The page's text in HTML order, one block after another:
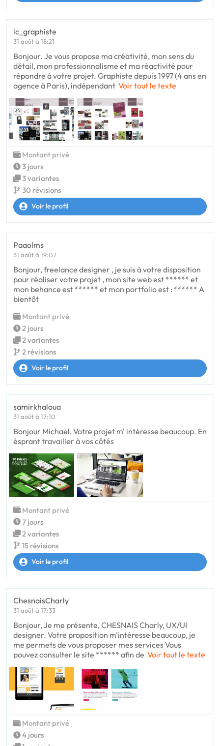
lc_graphiste
31 août à 18:21
Bonjour. Je vous propose ma créativité, mon sens du
détail, mon professionnalisme et ma réactivité pour
répondre à votre projet. Graphiste depuis 1997 (4 ans en
agence à Paris), indépendant Voir tout le texte
Montant privé
3 jours
3 variantes
30 révisions
Voir le profil
Paaolms
31 août à 19:07
Bonjour, freelance designer , je suis à votre disposition
pour réaliser votre projet , mon site web est ****** et
mon behance est ****** et mon portfolio est : ****** A
bientôt
Montant privé
2 jours
2 variantes
2 révisions
Voir le profil
samirkhaloua
31 août à 17:10
Bonjour Michael, Votre projet m' intéresse beaucoup. En
ésprant travailler à vos côtés
Montant privé
7 jours
2 variantes
15 révisions
Voir le profil
ChesnaisCharly
31 août à 17:33
Bonjour, Je me présente, CHESNAIS Charly, UX/UI
designer. Votre proposition m'intéresse beaucoup, je
me permets de vous proposer mes services Vous
pouvez consulter le site ****** afin de Voir tout le texte
Montant privé
4 jours